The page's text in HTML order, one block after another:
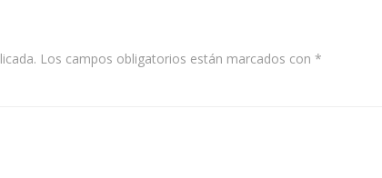
Los campos obligatorios están marcados con *